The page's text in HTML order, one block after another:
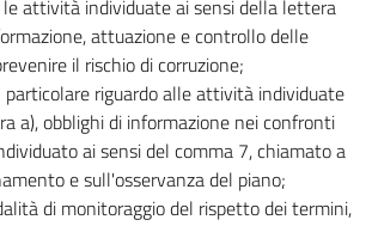
le attività individuate ai sensi della lettera
attuazione e controllo delle
il rischio di corruzione;
particolare riguardo alle attività individuate
a), obblighi di informazione nei confronti
ai sensi del comma 7, chiamato a
e sull'osservanza del piano;
di monitoraggio del rispetto dei termini,